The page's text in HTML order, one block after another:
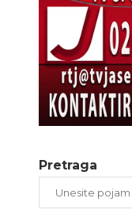
Pretraga